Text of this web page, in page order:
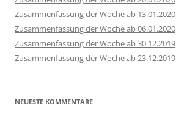
Zusammenfassung der Woche ab 13.01.2020
Zusammenfassung der Woche ab 06.01.2020
Zusammenfassung der Woche ab 30.12.2019
Zusammenfassung der Woche ab 23.12.2019
NEUESTE KOMMENTARE